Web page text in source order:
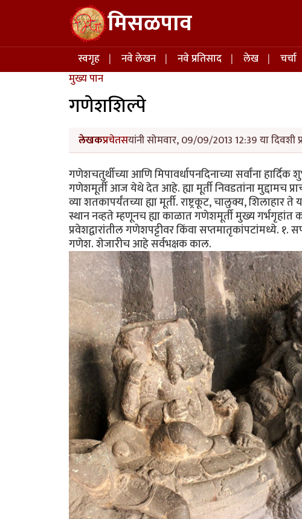
Skip to main content मिसळपाव
Main navigation
स्वगृह नवे लेखन नवे प्रतिसाद लेख चर्चा
मुख्य पान
गणेशशिल्पे
लेखकप्रचेतसयांनी सोमवार, 09/09/2013 12:39 या दिवशी
गणेशचतुर्थीच्या आणि मिपावर्धापनदिनाच्या सर्वांना
गणेशमूर्ती आज येथे देत आहे. ह्या मूर्ती निवडतांना मुद्दामच
व्या शतकापर्यंतच्या ह्या मूर्ती. राष्ट्रकूट, चालुक्य,
स्थान नव्हते म्हणूनच ह्या काळात गणेशमूर्ती मुख्य गर्भगृहांत
प्रवेशद्वारांतील गणेशपट्टीवर किंवा
गणेश. शेजारीच आहे सर्वभक्षक काल.